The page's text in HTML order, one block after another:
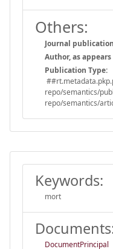
Others:
Journal
Author, as
Publication Type:
repo/semantics/
repo/semantics/
Keywords:
mort
DocumentPrincipal